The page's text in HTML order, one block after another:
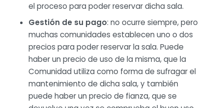
el proceso para poder reservar dicha sala.
Gestión de su pago: no ocurre siempre, pero
muchas comunidades establecen uno o dos
precios para poder reservar la sala. Puede
haber un precio de uso de la misma, que la
Comunidad utiliza como forma de sufragar el
mantenimiento de dicha sala, y también
puede haber un precio de fianza, que se